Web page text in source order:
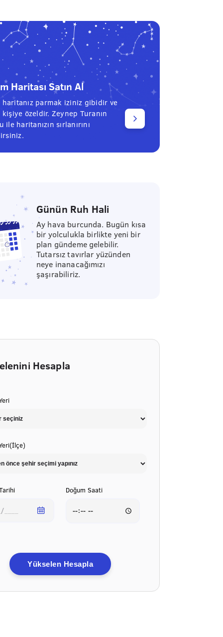
Haritası Satın Al
haritanız parmak iziniz gibidir ve
kişiye özeldir. Zeynep Turanın
ile haritanızın sırlanırını
Günün Ruh Hali
Ay hava burcunda. Bugün kısa
bir yolculukla birlikte yeni bir
plan gündeme gelebilir.
Tutarsız tavırlar yüzünden
neye inanacağımızı
şaşırabiliriz.
Hesapla
Doğum Saati
Yükselen Hesapla